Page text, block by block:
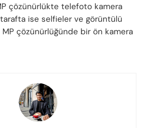
çözünürlükte telefoto kamera
ise selfieler ve görüntülü
çözünürlüğünde bir ön kamera